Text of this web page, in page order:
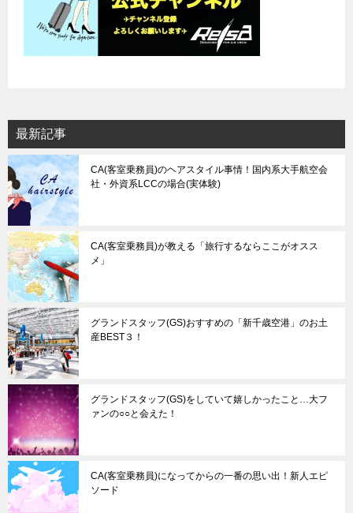
最新記事
CA(客室乗務員)のヘアスタイル事情！国内系大手航空会
社・外資系LCCの場合(実体験)
CA(客室乗務員)が教える「旅行するならここがオスス
メ」
グランドスタッフ(GS)おすすめの「新千歳空港」のお土
産BEST３！
グランドスタッフ(GS)をしていて嬉しかったこと…大フ
ァンの○○と会えた！
CA(客室乗務員)になってからの一番の思い出！新人エピ
ソード